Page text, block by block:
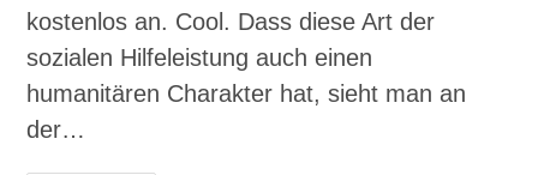
kostenlos an. Cool. Dass diese Art der
sozialen Hilfeleistung auch einen
humanitären Charakter hat, sieht man an
der…